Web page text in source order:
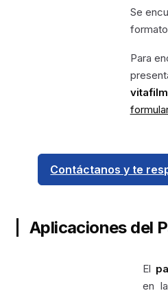
Se
Para
vitafilm
Contáctanos y te
Aplicaciones del
El
en